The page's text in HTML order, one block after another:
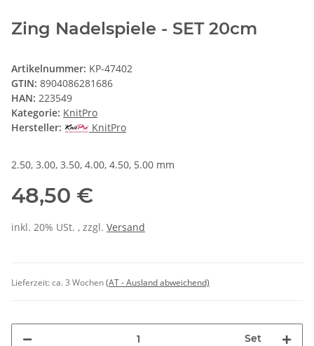
Zing Nadelspiele - SET 20cm
Artikelnummer: KP-47402
GTIN: 8904086281686
HAN: 223549
Kategorie: KnitPro
Hersteller:
KnitPro
2.50, 3.00, 3.50, 4.00, 4.50, 5.00 mm
48,50 €
inkl. 20% USt. , zzgl. Versand
Lieferzeit:ca. 3 Wochen(AT - Ausland abweichend)
Set